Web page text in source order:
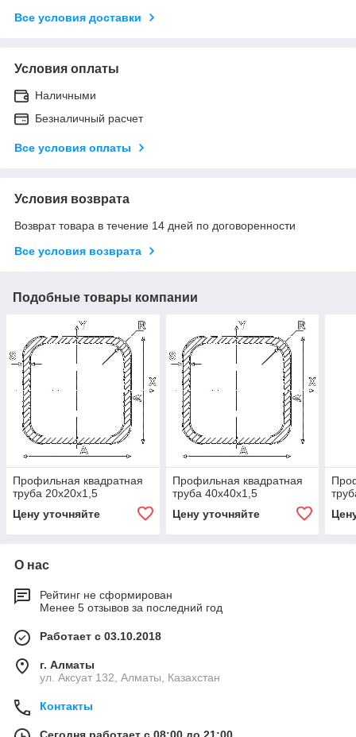
Все условия доставки
Условия оплаты
Наличными
Безналичный расчет
Все условия оплаты
Условия возврата
Возврат товара в течение 14 дней по договоренности
Все условия возврата
Подобные товары компании
Профильная квадратная
труба 20х20х1,5
Цену уточняйте
Профильная квадратная
труба 40х40х1,5
Цену уточняйте
О нас
Рейтинг не сформирован
Менее 5 отзывов за последний год
Работает с 03.10.2018
г. Алматы
ул. Аксуат 132, Алматы, Казахстан
Контакты